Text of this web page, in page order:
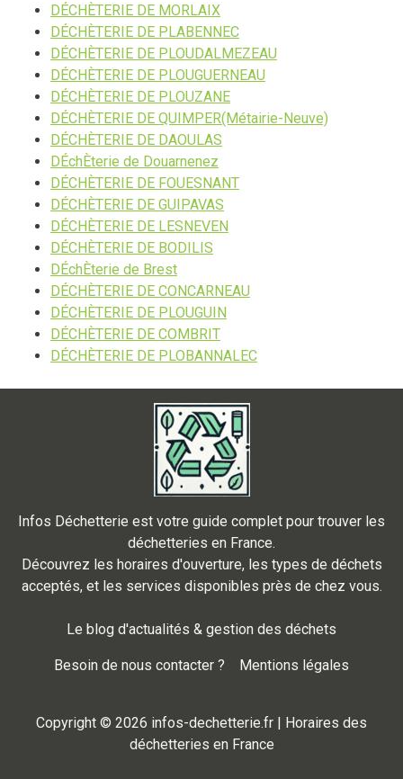
DÉCHÈTERIE DE MORLAIX
DÉCHÈTERIE DE PLABENNEC
DÉCHÈTERIE DE PLOUDALMEZEAU
DÉCHÈTERIE DE PLOUGUERNEAU
DÉCHÈTERIE DE PLOUZANE
DÉCHÈTERIE DE QUIMPER(Métairie-Neuve)
DÉCHÈTERIE DE DAOULAS
DÉchÈterie de Douarnenez
DÉCHÈTERIE DE FOUESNANT
DÉCHÈTERIE DE GUIPAVAS
DÉCHÈTERIE DE LESNEVEN
DÉCHÈTERIE DE BODILIS
DÉchÈterie de Brest
DÉCHÈTERIE DE CONCARNEAU
DÉCHÈTERIE DE PLOUGUIN
DÉCHÈTERIE DE COMBRIT
DÉCHÈTERIE DE PLOBANNALEC
Infos Déchetterie est votre guide complet pour trouver les
déchetteries en France.
Découvrez les horaires d'ouverture, les types de déchets
acceptés, et les services disponibles près de chez vous.
Le blog d'actualités & gestion des déchets
Besoin de nous contacter ? Mentions légales
Copyright © 2026 infos-dechetterie.fr | Horaires des
déchetteries en France